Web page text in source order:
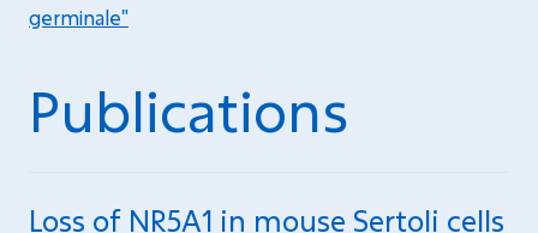
germinale"
Publications
Loss of NR5A1 in mouse Sertoli cells